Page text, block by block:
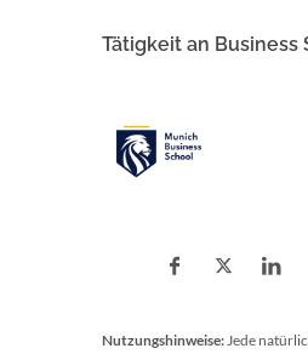
Tätigkeit an Business
Nutzungshinweise:Jede